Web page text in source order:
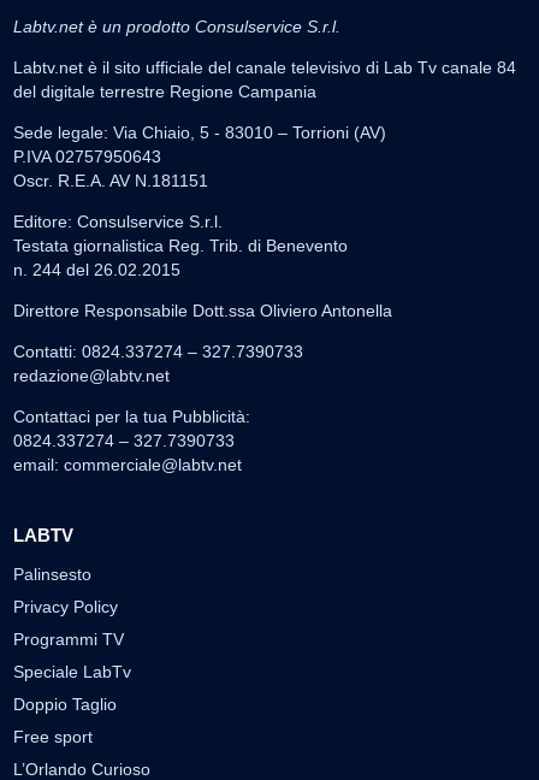
Labtv.net è un prodotto Consulservice S.r.l.
Labtv.net è il sito ufficiale del canale televisivo di Lab Tv canale 84
del digitale terrestre Regione Campania
Sede legale: Via Chiaio, 5 - 83010 – Torrioni (AV)
P.IVA 02757950643
Oscr. R.E.A. AV N.181151
Editore: Consulservice S.r.l.
Testata giornalistica Reg. Trib. di Benevento
n. 244 del 26.02.2015
Direttore Responsabile Dott.ssa Oliviero Antonella
Contatti: 0824.337274 – 327.7390733
redazione@labtv.net
Contattaci per la tua Pubblicità:
0824.337274 – 327.7390733
email: commerciale@labtv.net
LABTV
Palinsesto
Privacy Policy
Programmi TV
Speciale LabTv
Doppio Taglio
Free sport
L’Orlando Curioso